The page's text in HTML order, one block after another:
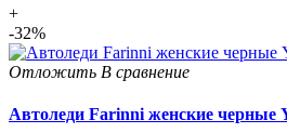
+
-32%
Отложить В сравнение
Автоледи Farinni женские черные